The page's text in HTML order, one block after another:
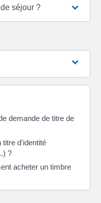
séjour ?
demande de titre de
titre d'identité
?
acheter un timbre